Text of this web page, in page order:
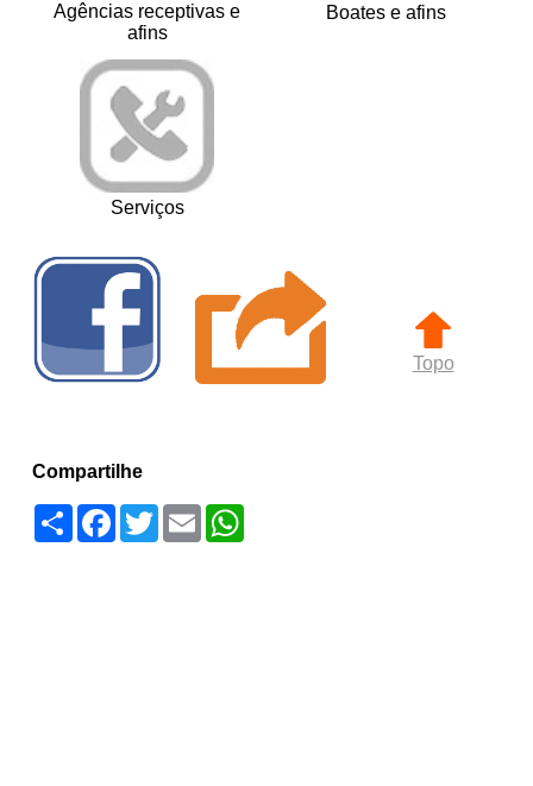
Agências receptivas e
afins
Boates e afins
Serviços
Topo
Compartilhe
Compartilhar
Facebook
TwitterEmailWhatsApp